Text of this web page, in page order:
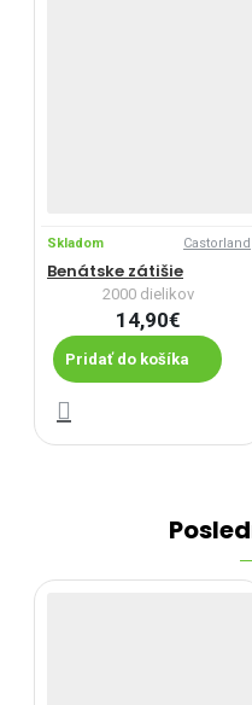
Skladom Castorland
Benátske zátišie
2000 dielikov
14,90€
Pridať do košíka